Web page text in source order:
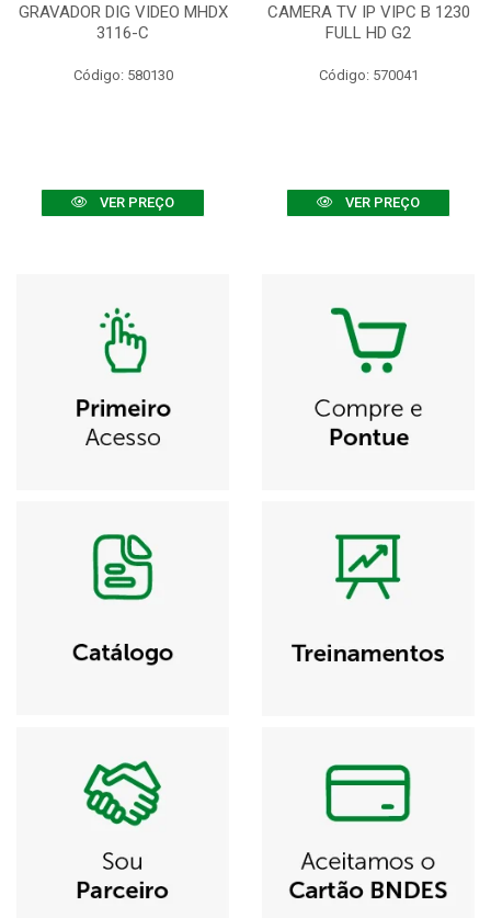
GRAVADOR DIG VIDEO MHDX
3116-C
Código: 580130
VER PREÇO
CAMERA TV IP VIPC B 1230
FULL HD G2
Código: 570041
VER PREÇO